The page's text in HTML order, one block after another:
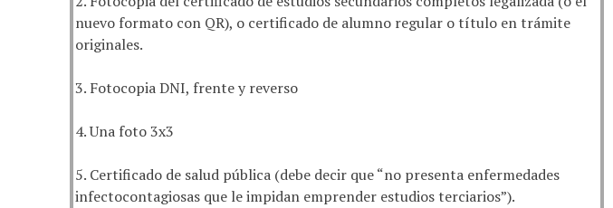
nuevo formato con QR), o certificado de alumno regular o título en trámite
originales.
3. Fotocopia DNI, frente y reverso
4. Una foto 3x3
5. Certificado de salud pública (debe decir que “no presenta enfermedades
infectocontagiosas que le impidan emprender estudios terciarios”).